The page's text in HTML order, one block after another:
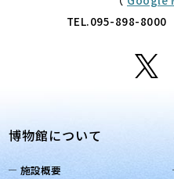
TEL.095-898-8000
博物館について
施設概要